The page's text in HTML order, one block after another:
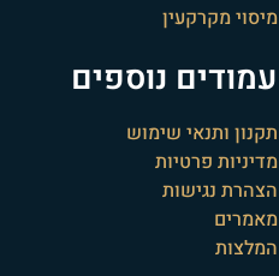
מיסוי מקרקעין
עמודים נוספים
תקנון ותנאי שימוש
מדיניות פרטיות
הצהרת נגישות
מאמרים
המלצות